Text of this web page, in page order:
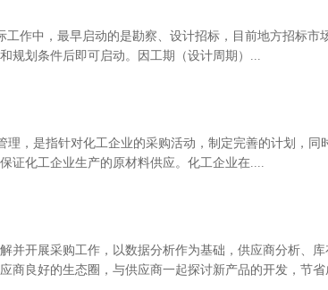
作中，最早启动的是勘察、设计招标，目前地方招标市
规划条件后即可启动。因工期（设计周期）...
理，是指针对化工企业的采购活动，制定完善的计划，同
证化工企业生产的原材料供应。化工企业在....
并开展采购工作，以数据分析作为基础，供应商分析、
商良好的生态圈，与供应商一起探讨新产品的开发，节省